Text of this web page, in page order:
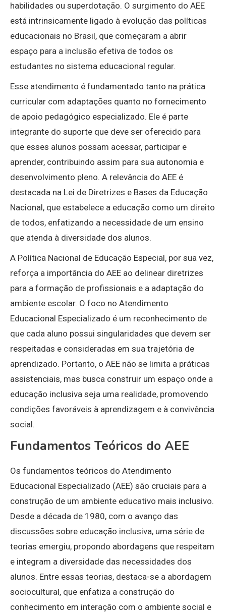
habilidades ou superdotação. O surgimento do AEE
está intrinsicamente ligado à evolução das políticas
educacionais no Brasil, que começaram a abrir
espaço para a inclusão efetiva de todos os
estudantes no sistema educacional regular.
Esse atendimento é fundamentado tanto na prática
curricular com adaptações quanto no fornecimento
de apoio pedagógico especializado. Ele é parte
integrante do suporte que deve ser oferecido para
que esses alunos possam acessar, participar e
aprender, contribuindo assim para sua autonomia e
desenvolvimento pleno. A relevância do AEE é
destacada na Lei de Diretrizes e Bases da Educação
Nacional, que estabelece a educação como um direito
de todos, enfatizando a necessidade de um ensino
que atenda à diversidade dos alunos.
A Política Nacional de Educação Especial, por sua vez,
reforça a importância do AEE ao delinear diretrizes
para a formação de profissionais e a adaptação do
ambiente escolar. O foco no Atendimento
Educacional Especializado é um reconhecimento de
que cada aluno possui singularidades que devem ser
respeitadas e consideradas em sua trajetória de
aprendizado. Portanto, o AEE não se limita a práticas
assistenciais, mas busca construir um espaço onde a
educação inclusiva seja uma realidade, promovendo
condições favoráveis à aprendizagem e à convivência
social.
Fundamentos Teóricos do AEE
Os fundamentos teóricos do Atendimento
Educacional Especializado (AEE) são cruciais para a
construção de um ambiente educativo mais inclusivo.
Desde a década de 1980, com o avanço das
discussões sobre educação inclusiva, uma série de
teorias emergiu, propondo abordagens que respeitam
e integram a diversidade das necessidades dos
alunos. Entre essas teorias, destaca-se a abordagem
sociocultural, que enfatiza a construção do
conhecimento em interação com o ambiente social e